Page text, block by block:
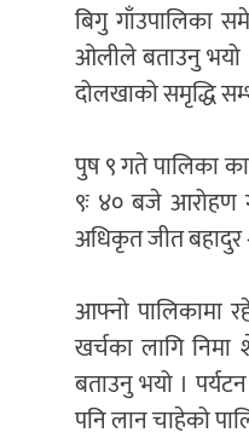
बिगु गाँउपालिका
ओलीले बताउनु भयो ।
दोलखाको समृद्धि
पुष ९ गते पालिका
९ः ४० बजे आरोहण
अधिकृत जीत बहादुर
आफ्नो पालिकामा
खर्चका लागि
बताउनु भयो ।
पनि लान चाहेको